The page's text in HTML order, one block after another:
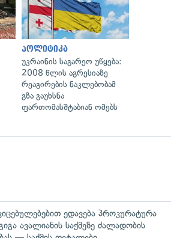
პოლიტიკა
უკრაინის საგარეო უწყება:
2008 წლის აგრესიაზე
რეაგირების ნაკლებობამ
გზა გაუხსნა
ფართომასშტაბიან ომებს
ედავება პროკურატურა
ავალიანის საქმეზე ძალადობის